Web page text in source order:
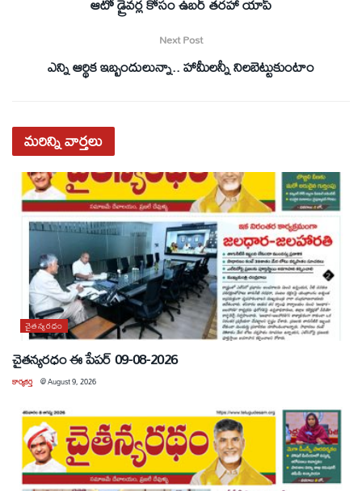
Next Post
ఎన్ని ఆర్థిక ఇబ్బందులున్నా.. హామీలన్నీ నిలబెట్టుకుంటాం
మరిన్నివార్తలు
చైతన్యరధం
చైతన్యరధం ఈ పేపర్ 09-08-2026
కార్యకర్త @August 9, 2026